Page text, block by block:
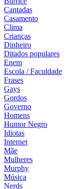
Cantadas
Casamento
Clima
Crianças
Dinheiro
Ditados populares
Enem
Escola / Faculdade
Frases
Gays
Gordos
Governo
Homens
Humor Negro
Idiotas
Internet
Mãe
Mulheres
Murphy
Música
Nerds